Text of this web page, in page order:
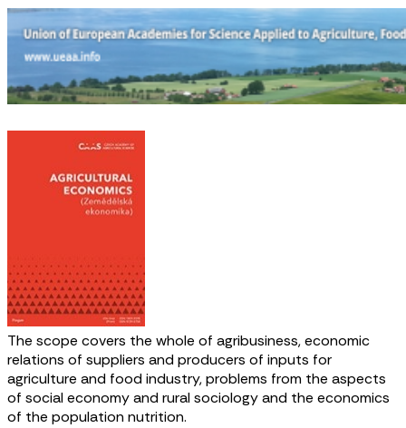
The scope covers the whole of agribusiness, economic
relations of suppliers and producers of inputs for
agriculture and food industry, problems from the aspects
of social economy and rural sociology and the economics
of the population nutrition.